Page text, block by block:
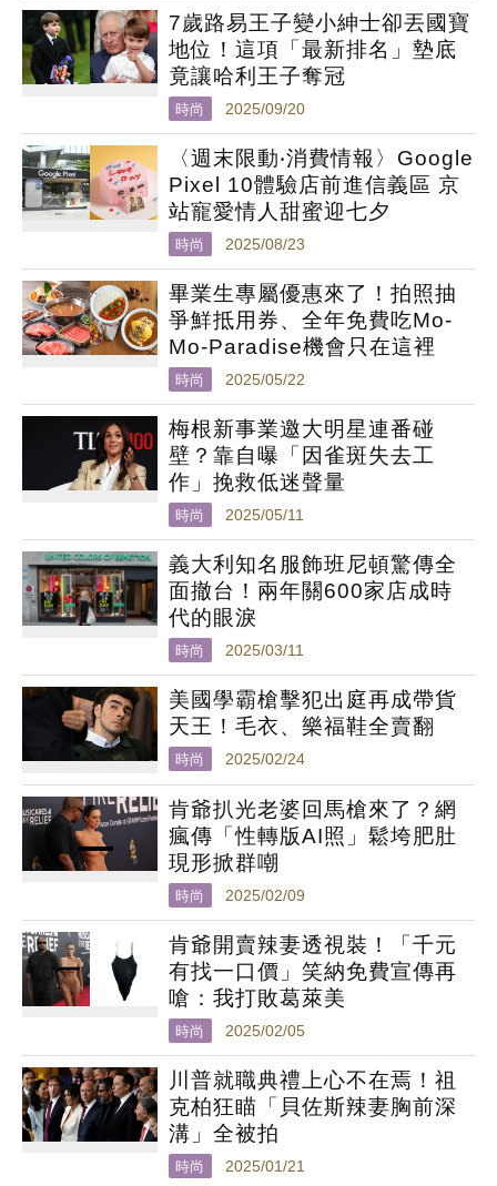
7歲路易王子變小紳士卻丟國寶
地位！這項「最新排名」墊底
竟讓哈利王子奪冠
時尚 2025/09/20
〈週末限動‧消費情報〉Google
Pixel 10體驗店前進信義區 京
站寵愛情人甜蜜迎七夕
時尚 2025/08/23
畢業生專屬優惠來了！拍照抽
爭鮮抵用券、全年免費吃Mo-
Mo-Paradise機會只在這裡
時尚 2025/05/22
梅根新事業邀大明星連番碰
壁？靠自曝「因雀斑失去工
作」挽救低迷聲量
時尚 2025/05/11
義大利知名服飾班尼頓驚傳全
面撤台！兩年關600家店成時
代的眼淚
時尚 2025/03/11
美國學霸槍擊犯出庭再成帶貨
天王！毛衣、樂福鞋全賣翻
時尚 2025/02/24
肯爺扒光老婆回馬槍來了？網
瘋傳「性轉版AI照」鬆垮肥肚
現形掀群嘲
時尚 2025/02/09
肯爺開賣辣妻透視裝！「千元
有找一口價」笑納免費宣傳再
嗆：我打敗葛萊美
時尚 2025/02/05
川普就職典禮上心不在焉！祖
克柏狂瞄「貝佐斯辣妻胸前深
溝」全被拍
時尚 2025/01/21